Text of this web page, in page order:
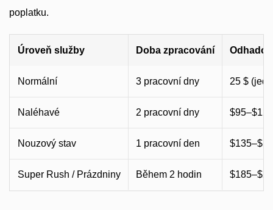
poplatku.
Úroveň služby Doba zpracování
Normální 3 pracovní dny 25 $
Naléhavé 2 pracovní dny
Nouzový stav 1 pracovní den
Super Rush / Prázdniny Během 2 hodin